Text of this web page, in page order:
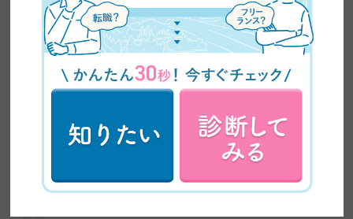
教師が親切ではない、あまり積極的に教える気が
なかった。
引用:Googleマップ